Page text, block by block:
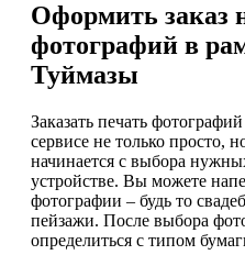
Оформить заказ
фотографий в
Туймазы
Заказать печать
сервисе не только просто,
начинается с выбора
устройстве. Вы можете
фотографии – будь то
пейзажи. После выбора
определиться с типом